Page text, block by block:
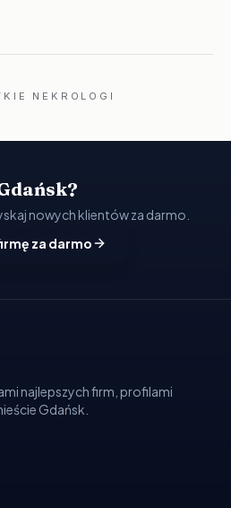
NEKROLOGI
nowych klientów za darmo.
za darmo
najlepszych firm, profilami
Gdańsk.